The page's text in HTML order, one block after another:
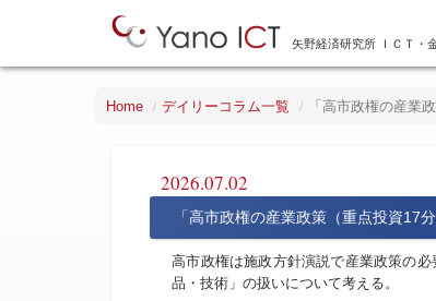
矢野経済研究所 ＩＣＴ・
Home デイリーコラム一覧 「高市政権の産業
2026.07.02
「高市政権の産業政策（重点投資17
高市政権は施政方針演説で産業政策の
品・技術」の扱いについて考える。